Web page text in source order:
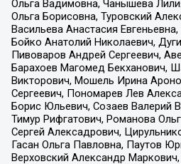
Ольга Вадимовна, Чанышева
Ольга Борисовна, Туровский
Васильева Анастасия
Бойко Анатолий Николаевич,
Пивоваров Андрей Сергеевич,
Барахоев Магомед Бекханович,
Викторович, Мошель Ирина
Сергеевич, Пономарев Лев
Борис Юльевич, Созаев Валерий
Тимур Рифгатович, Романова
Сергей Алексадрович,
Гасан Ольга Павловна, Паутов
Верховский Александр